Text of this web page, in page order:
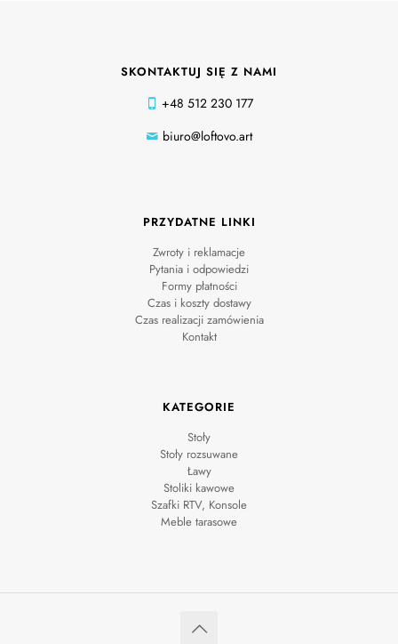
SKONTAKTUJ SIĘ Z NAMI
+48 512 230 177
biuro@loftovo.art
PRZYDATNE LINKI
Zwroty i reklamacje
Pytania i odpowiedzi
Formy płatności
Czas i koszty dostawy
Czas realizacji zamówienia
Kontakt
KATEGORIE
Stoły
Stoły rozsuwane
Ławy
Stoliki kawowe
Szafki RTV, Konsole
Meble tarasowe